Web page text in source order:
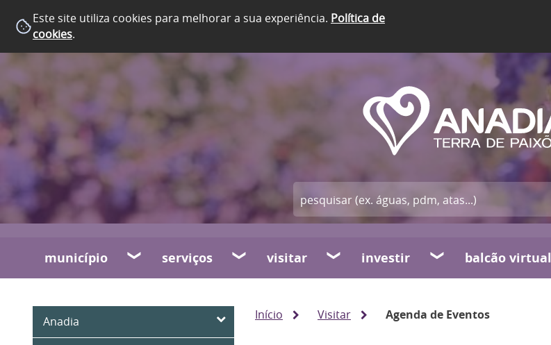
Este site utiliza cookies para melhorar a sua experiência. Política de
cookies.
município serviços visitar investir balcão virtual
Anadia Início Visitar Agenda de Eventos